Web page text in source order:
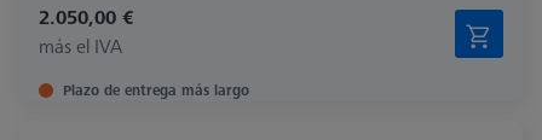
2.050,00 €
más el IVA
Plazo de entrega más largo